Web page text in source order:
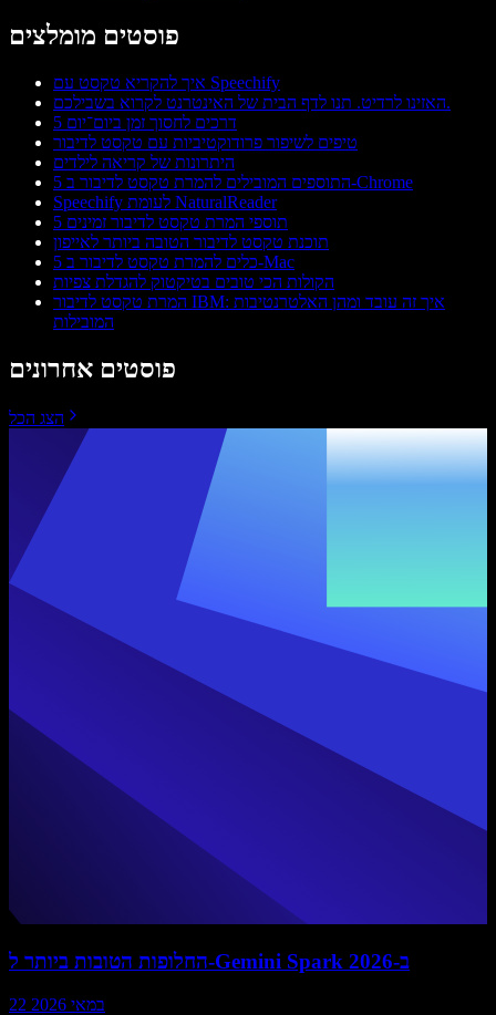
פוסטים מומלצים
איך להקריא טקסט עם Speechify
האזינו לרדיט. תנו לדף הבית של האינטרנט לקרוא בשבילכם.
5 דרכים לחסוך זמן ביום־יום
טיפים לשיפור פרודוקטיביות עם טקסט לדיבור
היתרונות של קריאה לילדים
5 התוספים המובילים להמרת טקסט לדיבור ב-Chrome
Speechify לעומת NaturalReader
5 תוספי המרת טקסט לדיבור זמינים
תוכנת טקסט לדיבור הטובה ביותר לאייפון
5 כלים להמרת טקסט לדיבור ב-Mac
הקולות הכי טובים בטיקטוק להגדלת צפיות
המרת טקסט לדיבור IBM: איך זה עובד ומהן האלטרנטיבות
המובילות
פוסטים אחרונים
הצג הכל
החלופות הטובות ביותר ל-Gemini Spark ב-2026
22 במאי 2026